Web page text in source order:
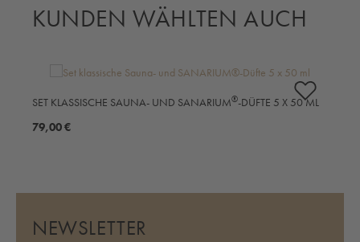
KUNDEN WÄHLTEN AUCH
SET KLASSISCHE SAUNA- UND SANARIUM®-DÜFTE 5 X 50 ML
79,00 €
NEWSLETTER